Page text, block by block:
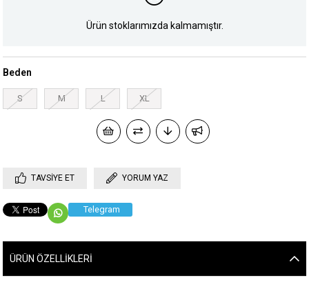
Ürün stoklarımızda kalmamıştır.
Beden
S M L XL
TAVSIYE ET YORUM YAZ
Telegram
ÜRÜN ÖZELLIKLERI